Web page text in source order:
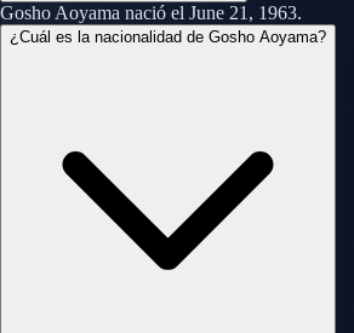
Gosho Aoyama nació el June 21, 1963.
¿Cuál es la nacionalidad de Gosho Aoyama?